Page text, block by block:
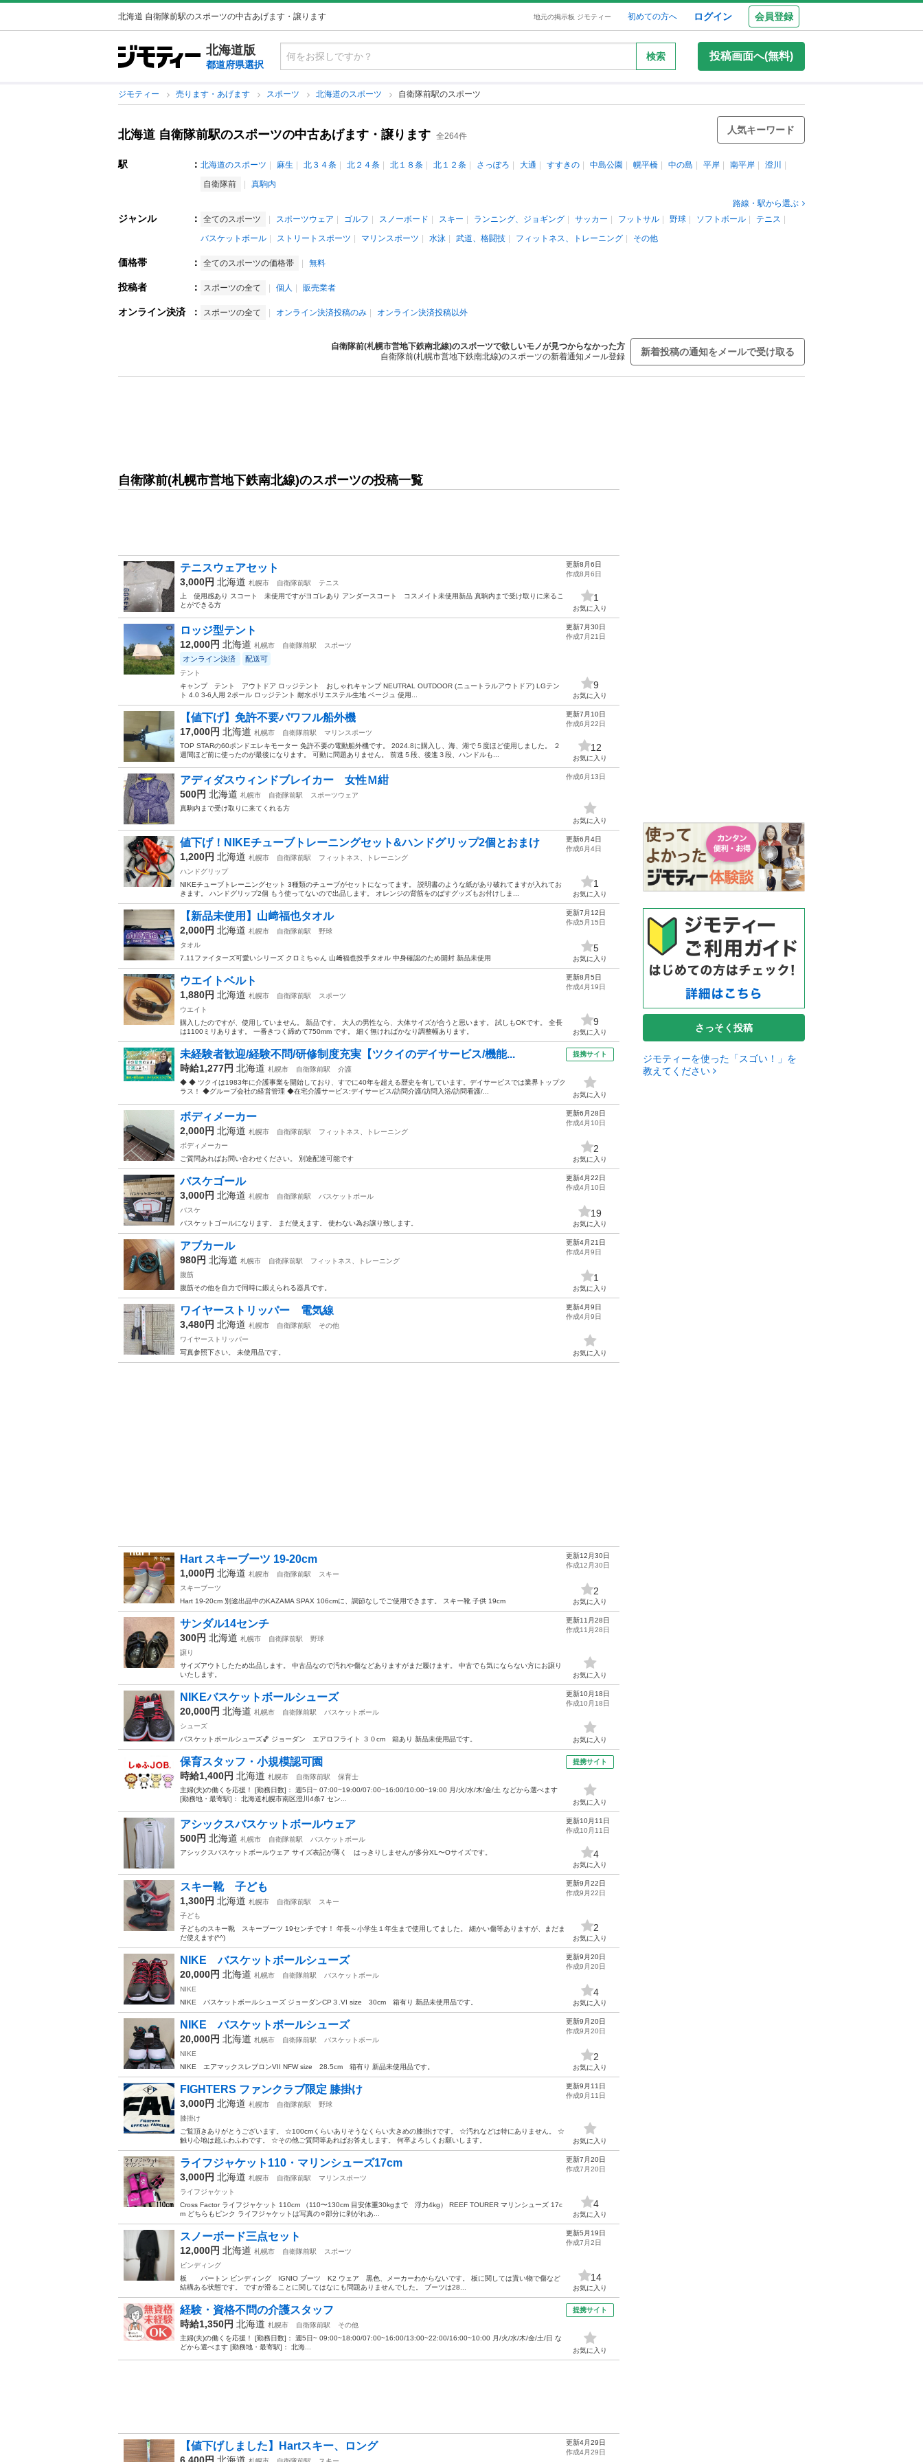
北海道 自衛隊前駅のスポーツの中古あげます・譲ります 地元の掲示板 ジモティー 初めての方へ ログイン 会員登録
北海道版
都道府県選択
検索 投稿画面へ(無料)
ジモティー 売ります・あげます スポーツ 北海道のスポーツ 自衛隊前駅のスポーツ
北海道 自衛隊前駅のスポーツの中古あげます・譲ります 全264件
人気キーワード
駅 ： 北海道のスポーツ 麻生 北３４条 北２４条 北１８条 北１２条 さっぽろ 大通 すすきの 中島公園 幌平橋 中の島 平岸 南平岸
澄川
自衛隊前
真駒内
路線・駅から選ぶ
ジャンル ： 全てのスポーツ スポーツウェア ゴルフ スノーボード スキー ランニング、ジョギング サッカー フットサル 野球 ソフトボール
テニス
バスケットボール
ストリートスポーツ マリンスポーツ 水泳 武道、格闘技 フィットネス、トレーニング その他
価格帯 ： 全てのスポーツの価格帯 無料
投稿者 ： スポーツの全て 個人 販売業者
オンライン決済 ： スポーツの全て オンライン決済投稿のみ オンライン決済投稿以外
自衛隊前(札幌市営地下鉄南北線)のスポーツで欲しいモノが見つからなかった方
自衛隊前(札幌市営地下鉄南北線)のスポーツの新着通知メール登録
新着投稿の通知をメールで受け取る
自衛隊前(札幌市営地下鉄南北線)のスポーツの投稿一覧
テニスウェアセット
3,000円 北海道 札幌市 自衛隊前駅
テニス
上 使用感あり スコート 未使用ですがヨゴレあり アンダースコート コスメイト未使用新品 真駒内まで受け取りに来るこ
とができる方
更新8月6日
作成8月6日
1
お気に入り
ロッジ型テント
12,000円 北海道 札幌市 自衛隊前駅 スポーツ
オンライン決済 配送可
テント
キャンプ テント アウトドア ロッジテント おしゃれキャンプ NEUTRAL OUTDOOR (ニュートラルアウトドア) LGテン
ト 4.0 3-6人用 2ポール ロッジテント 耐水ポリエステル生地 ベージュ 使用...
更新7月30日
作成7月21日
9
お気に入り
【値下げ】免許不要パワフル船外機
17,000円 北海道 札幌市 自衛隊前駅
マリンスポーツ
TOP STARの60ポンドエレキモーター 免許不要の電動船外機です。 2024.8に購入し、海、湖で５度ほど使用しました。 ２
週間ほど前に使ったのが最後になります。 可動に問題ありません。 前進５段、後進３段、ハンドルも...
更新7月10日
作成6月22日
12
お気に入り
アディダスウィンドブレイカー 女性Ｍ紺
500円 北海道 札幌市 自衛隊前駅
スポーツウェア
真駒内まで受け取りに来てくれる方
作成6月13日
お気に入り
値下げ！NIKEチューブトレーニングセット&ハンドグリップ2個とおまけ
1,200円 北海道 札幌市 自衛隊前駅
フィットネス、トレーニング
ハンドグリップ
NIKEチューブトレーニングセット 3種類のチューブがセットになってます。 説明書のような紙があり破れてますが入れてお
きます。 ハンドグリップ2個 もう使ってないので出品します。 オレンジの背筋をのばすグッズもお付けしま...
更新6月4日
作成6月4日
1
お気に入り
【新品未使用】山﨑福也タオル
2,000円 北海道 札幌市 自衛隊前駅
野球
タオル
7.11ファイターズ可愛いシリーズ クロミちゃん 山﨑福也投手タオル 中身確認のため開封 新品未使用
更新7月12日
作成5月15日
5
お気に入り
ウエイトベルト
1,880円 北海道 札幌市 自衛隊前駅
スポーツ
ウエイト
購入したのですが、使用していません。 新品です。 大人の男性なら、大体サイズが合うと思います。 試しもOKです。 全長
は1100ミリあります。 一番きつく締めて750mm です。 細く無ければかなり調整幅あります。
更新8月5日
作成4月19日
9
お気に入り
未経験者歓迎/経験不問/研修制度充実【ツクイのデイサービス/機能...
時給1,277円 北海道 札幌市 自衛隊前駅
介護
◆ ◆ ツクイは1983年に介護事業を開始しており、すでに40年を超える歴史を有しています。デイサービスでは業界トップク
ラス！ ◆グループ会社の経営管理 ◆在宅介護サービス:デイサービス/訪問介護/訪問入浴/訪問看護/...
提携サイト
お気に入り
ボディメーカー
2,000円 北海道 札幌市 自衛隊前駅
フィットネス、トレーニング
ボディメーカー
ご質問あればお問い合わせください。 別途配達可能です
更新6月28日
作成4月10日
2
お気に入り
バスケゴール
3,000円 北海道 札幌市 自衛隊前駅
バスケットボール
バスケ
バスケットゴールになります。 まだ使えます。 使わない為お譲り致します。
更新4月22日
作成4月10日
19
お気に入り
アブカール
980円 北海道 札幌市 自衛隊前駅
フィットネス、トレーニング
腹筋
腹筋その他を自力で同時に鍛えられる器具です。
更新4月21日
作成4月9日
1
お気に入り
ワイヤーストリッパー 電気線
3,480円 北海道 札幌市 自衛隊前駅
その他
ワイヤーストリッパー
写真参照下さい。 未使用品です。
更新4月9日
作成4月9日
お気に入り
Hart スキーブーツ 19-20cm
1,000円 北海道 札幌市 自衛隊前駅
スキー
スキーブーツ
Hart 19-20cm 別途出品中のKAZAMA SPAX 106cmに、調節なしでご使用できます。 スキー靴 子供 19cm
更新12月30日
作成12月30日
2
お気に入り
サンダル14センチ
300円 北海道 札幌市 自衛隊前駅
野球
譲り
サイズアウトしたため出品します。 中古品なので汚れや傷などありますがまだ履けます。 中古でも気にならない方にお譲り
いたします。
更新11月28日
作成11月28日
お気に入り
NIKEバスケットボールシューズ
20,000円 北海道 札幌市 自衛隊前駅
バスケットボール
シューズ
バスケットボールシューズ🏀 ジョーダン エアロフライト ３０cm 箱あり 新品未使用品です。
更新10月18日
作成10月18日
お気に入り
保育スタッフ・小規模認可園
時給1,400円 北海道 札幌市 自衛隊前駅
保育士
主婦(夫)の働くを応援！ [勤務日数]： 週5日~ 07:00~19:00/07:00~16:00/10:00~19:00 月/火/水/木/金/土 などから選べます
[勤務地・最寄駅]： 北海道札幌市南区澄川4条7 セン...
提携サイト
お気に入り
アシックスバスケットボールウェア
500円 北海道 札幌市 自衛隊前駅
バスケットボール
アシックスバスケットボールウェア サイズ表記が薄く はっきりしませんが多分XL〜Oサイズです。
更新10月11日
作成10月11日
4
お気に入り
スキー靴 子ども
1,300円 北海道 札幌市 自衛隊前駅
スキー
子ども
子どものスキー靴 スキーブーツ 19センチです！ 年長～小学生１年生まで使用してました。 細かい傷等ありますが、まだま
だ使えます(^^)
更新9月22日
作成9月22日
2
お気に入り
NIKE バスケットボールシューズ
20,000円 北海道 札幌市 自衛隊前駅
バスケットボール
NIKE
NIKE バスケットボールシューズ ジョーダンCP３.VI size 30cm 箱有り 新品未使用品です。
更新9月20日
作成9月20日
4
お気に入り
NIKE バスケットボールシューズ
20,000円 北海道 札幌市 自衛隊前駅
バスケットボール
NIKE
NIKE エアマックスレブロンVII NFW size 28.5cm 箱有り 新品未使用品です。
更新9月20日
作成9月20日
2
お気に入り
FIGHTERS ファンクラブ限定 膝掛け
3,000円 北海道 札幌市 自衛隊前駅
野球
膝掛け
ご覧頂きありがとうございます。 ☆100cmくらいありそうなくらい大きめの膝掛けです。 ☆汚れなどは特にありません。 ☆
触り心地は超ふわふわです。 ☆その他ご質問等あればお答えします。 何卒よろしくお願いします。
更新9月11日
作成9月11日
お気に入り
ライフジャケット110・マリンシューズ17cm
3,000円 北海道 札幌市 自衛隊前駅
マリンスポーツ
ライフジャケット
Cross Factor ライフジャケット 110cm （110〜130cm 目安体重30kgまで 浮力4kg） REEF TOURER マリンシューズ 17c
m どちらもピンク ライフジャケットは写真の⚪︎部分に剥がれあ...
更新7月20日
作成7月20日
4
お気に入り
スノーボード三点セット
12,000円 北海道 札幌市 自衛隊前駅
スポーツ
ビンディング
板 バートン ビンディング IGNIO ブーツ K2 ウェア 黒色、メーカーわからないです。 板に関しては貰い物で傷など
結構ある状態です。 ですが滑ることに関してはなにも問題ありませんでした。 ブーツは28...
更新5月19日
作成7月2日
14
お気に入り
経験・資格不問の介護スタッフ
時給1,350円 北海道 札幌市 自衛隊前駅
その他
主婦(夫)の働くを応援！ [勤務日数]： 週5日~ 09:00~18:00/07:00~16:00/13:00~22:00/16:00~10:00 月/火/水/木/金/土/日 な
どから選べます [勤務地・最寄駅]： 北海...
提携サイト
お気に入り
【値下げしました】Hartスキー、ロング
6,400円 北海道
更新4月29日
作成4月29日
さっそく投稿
ジモティーを使った「スゴい！」を
教えてください